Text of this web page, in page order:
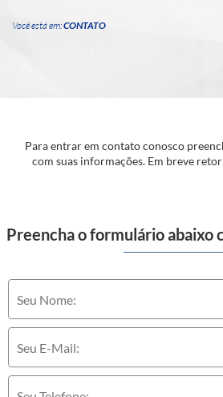
Você está em:CONTATO
Para entrar em contato conosco
com suas informações. Em breve
Preencha o formulário abaixo